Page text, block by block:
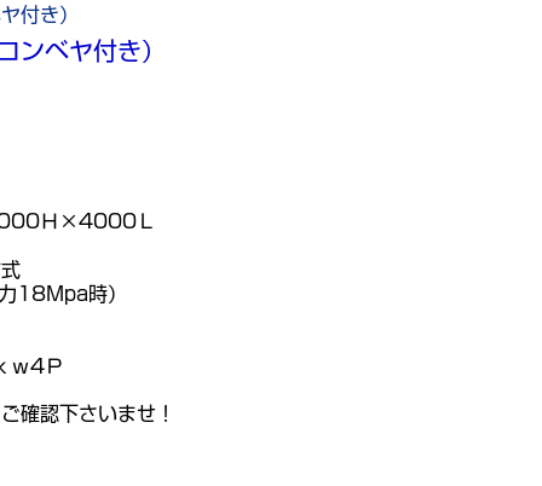
付き）
ンベヤ付き）
Ｈ×4000Ｌ
式
18Mpa時）
ｗ4Ｐ
確認下さいませ！